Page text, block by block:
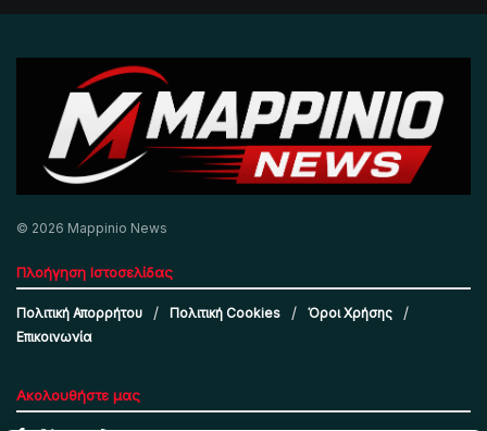
© 2026 Mappinio News
Πλοήγηση Ιστοσελίδας
Πολιτική Απορρήτου Πολιτική Cookies
Όροι Χρήσης
Επικοινωνία
Ακολουθήστε μας